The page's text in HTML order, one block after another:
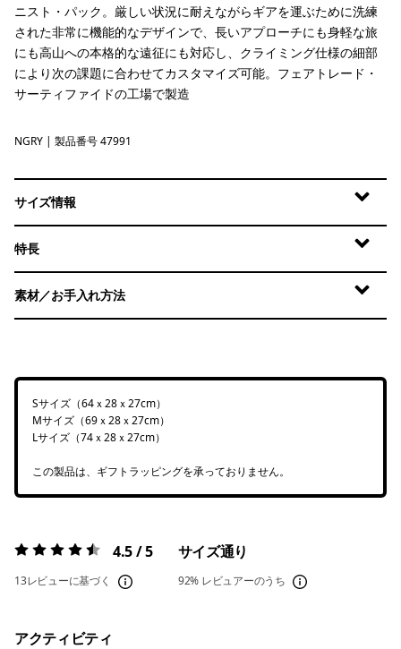
ニスト・パック。厳しい状況に耐えながらギアを運ぶために洗練
された非常に機能的なデザインで、長いアプローチにも身軽な旅
にも高山への本格的な遠征にも対応し、クライミング仕様の細部
により次の課題に合わせてカスタマイズ可能。フェアトレード・
サーティファイドの工場で製造
Noble Grey
NGRY | 製品番号 47991
サイズ情報
特長
素材／お手入れ方法
Sサイズ（64ｘ28ｘ27cm）
Mサイズ（69ｘ28ｘ27cm）
Lサイズ（74ｘ28ｘ27cm）
この製品は、ギフトラッピングを承っておりません。
評価:4.5 / 5 4.5 / 5
13レビューに基づく
サイズ通り
92% レビュアーのうち
アクティビティ